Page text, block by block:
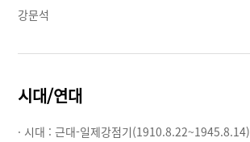
강문석
시대/연대
· 시대 :근대-일제강점기(1910.8.22~1945.8.14)